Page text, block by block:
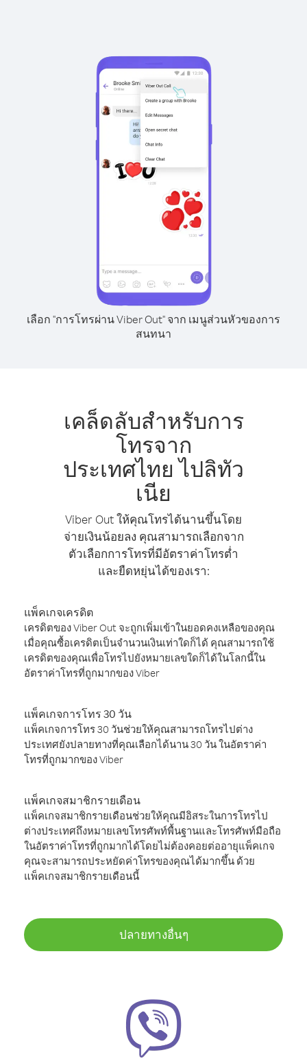
เลือก "การโทรผ่าน Viber Out" จาก เมนูส่วนหัวของการ
สนทนา
เคล็ดลับสำหรับการ
โทรจาก
ประเทศไทย ไปลิทัว
เนีย
Viber Out ให้คุณโทรได้นานขึ้นโดย
จ่ายเงินน้อยลง คุณสามารถเลือกจาก
ตัวเลือกการโทรที่มีอัตราค่าโทรต่ำ
และยืดหยุ่นได้ของเรา:
แพ็คเกจเครดิต
เครดิตของ Viber Out จะถูกเพิ่มเข้าในยอดคงเหลือของคุณ
เมื่อคุณซื้อเครดิตเป็นจำนวนเงินเท่าใดก็ได้ คุณสามารถใช้
เครดิตของคุณเพื่อโทรไปยังหมายเลขใดก็ได้ในโลกนี้ใน
อัตราค่าโทรที่ถูกมากของ Viber
แพ็คเกจการโทร 30 วัน
แพ็คเกจการโทร 30 วันช่วยให้คุณสามารถโทรไปต่าง
ประเทศยังปลายทางที่คุณเลือกได้นาน 30 วัน ในอัตราค่า
โทรที่ถูกมากของ Viber
แพ็คเกจสมาชิกรายเดือน
แพ็คเกจสมาชิกรายเดือนช่วยให้คุณมีอิสระในการโทรไป
ต่างประเทศถึงหมายเลขโทรศัพท์พื้นฐานและโทรศัพท์มือถือ
ในอัตราค่าโทรที่ถูกมากได้โดยไม่ต้องคอยต่ออายุแพ็คเกจ
คุณจะสามารถประหยัดค่าโทรของคุณได้มากขึ้น ด้วย
แพ็คเกจสมาชิกรายเดือนนี้
ปลายทางอื่นๆ